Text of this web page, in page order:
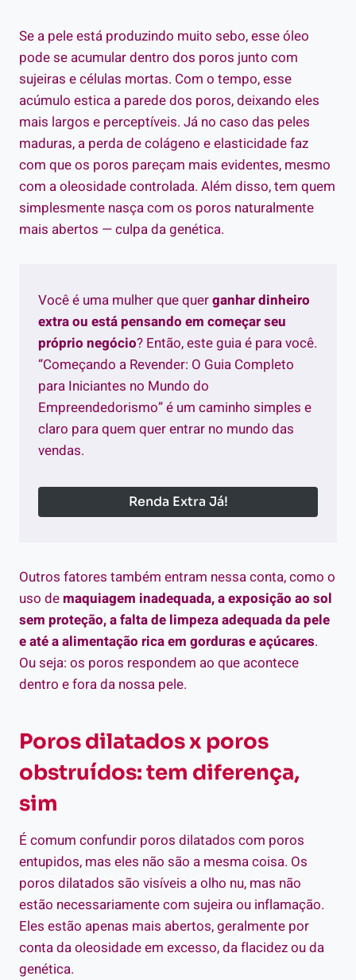
Se a pele está produzindo muito sebo, esse óleo
pode se acumular dentro dos poros junto com
sujeiras e células mortas. Com o tempo, esse
acúmulo estica a parede dos poros, deixando eles
mais largos e perceptíveis. Já no caso das peles
maduras, a perda de colágeno e elasticidade faz
com que os poros pareçam mais evidentes, mesmo
com a oleosidade controlada. Além disso, tem quem
simplesmente nasça com os poros naturalmente
mais abertos — culpa da genética.
Você é uma mulher que querganhar dinheiro
extra ou está pensando em começar seu
próprio negócio? Então, este guia é para você.
“Começando a Revender: O Guia Completo
para Iniciantes no Mundo do
Empreendedorismo” é um caminho simples e
claro para quem quer entrar no mundo das
vendas.
Renda Extra Já!
Outros fatores também entram nessa conta, como o
uso demaquiagem inadequada, a exposição ao sol
sem proteção, a falta de limpeza adequada da pele
e até a alimentação rica em gorduras e açúcares.
Ou seja: os poros respondem ao que acontece
dentro e fora da nossa pele.
Poros dilatados x poros
obstruídos: tem diferença,
sim
É comum confundir poros dilatados com poros
entupidos, mas eles não são a mesma coisa. Os
poros dilatados são visíveis a olho nu, mas não
estão necessariamente com sujeira ou inflamação.
Eles estão apenas mais abertos, geralmente por
conta da oleosidade em excesso, da flacidez ou da
genética.